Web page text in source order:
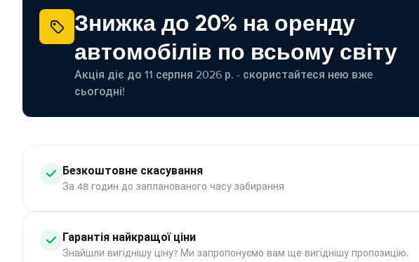
Знижка до 20% на оренду
автомобілів по всьому світу
Акція діє до 11 серпня 2026 р. - скористайтеся нею вже
сьогодні!
Безкоштовне скасування
За 48 годин до запланованого часу забирання
Гарантія найкращої ціни
Знайшли вигіднішу ціну? Ми запропонуємо вам ще вигіднішу пропозицію.